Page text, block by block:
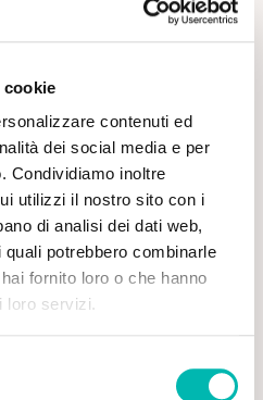
contenuti ed
dei social media e per
Condividiamo inoltre
utilizzi il nostro sito con i
di analisi dei dati web,
potrebbero combinarle
fornito loro o che hanno
loro servizi.